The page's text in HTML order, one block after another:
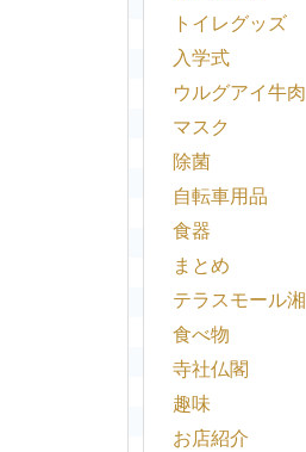
トイレグッズ
入学式
ウルグアイ牛肉
マスク
除菌
自転車用品
食器
まとめ
テラスモール
食べ物
寺社仏閣
趣味
お店紹介